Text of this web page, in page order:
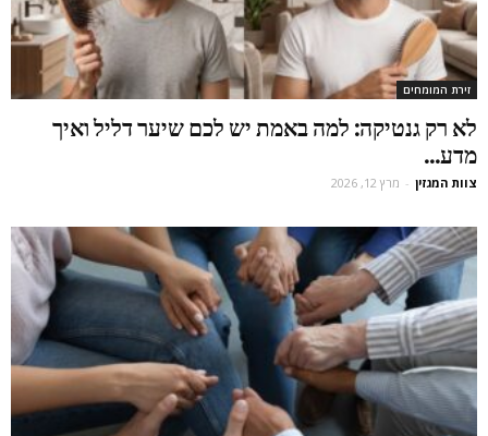
זירת המומחים
לא רק גנטיקה: למה באמת יש לכם שיער דליל ואיך
מדע...
צוות המגזין - מרץ 12, 2026